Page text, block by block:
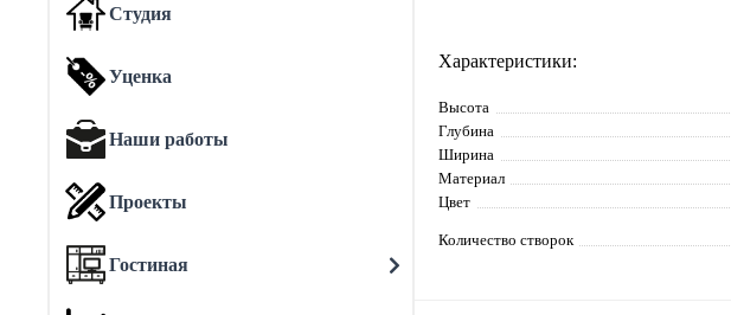
Студия
Уценка
Наши работы
Проекты
Гостиная
Характеристики:
Высота
Глубина
Ширина
Материал
Цвет
Количество створок